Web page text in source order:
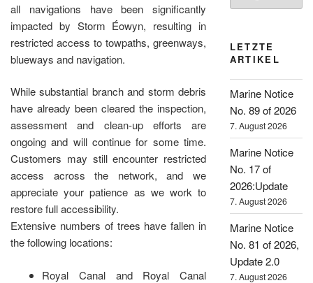
all navigations have been significantly
impacted by Storm Éowyn, resulting in
restricted access to towpaths, greenways,
blueways and navigation.
While substantial branch and storm debris
have already been cleared the inspection,
assessment and clean-up efforts are
ongoing and will continue for some time.
Customers may still encounter restricted
access across the network, and we
appreciate your patience as we work to
restore full accessibility.
Extensive numbers of trees have fallen in
the following locations:
Royal Canal and Royal Canal
LETZTE
ARTIKEL
Marine Notice
No. 89 of 2026
7. August 2026
Marine Notice
No. 17 of
2026:Update
7. August 2026
Marine Notice
No. 81 of 2026,
Update 2.0
7. August 2026